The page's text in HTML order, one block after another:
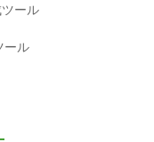
ール
ール